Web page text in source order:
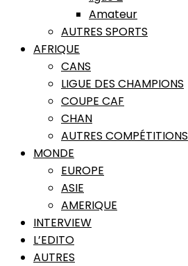
Amateur
AUTRES SPORTS
AFRIQUE
CANS
LIGUE DES CHAMPIONS
COUPE CAF
CHAN
AUTRES COMPÉTITIONS
MONDE
EUROPE
ASIE
AMERIQUE
INTERVIEW
L’EDITO
AUTRES